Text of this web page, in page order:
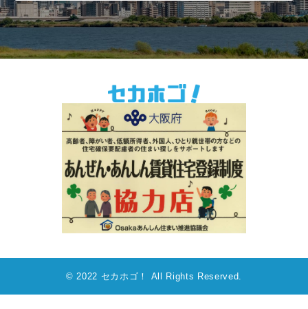
© 2022 セカホゴ！ All Rights Reserved.